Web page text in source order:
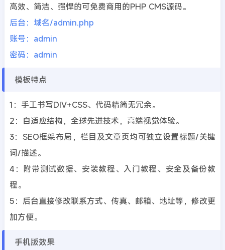
高效、简洁、强悍的可免费商用的PHP CMS源码。
后台：域名/admin.php
账号：admin
密码：admin
模板特点
1：手工书写DIV+CSS、代码精简无冗余。
2：自适应结构，全球先进技术，高端视觉体验。
3：SEO框架布局，栏目及文章页均可独立设置标题/关键
词/描述。
4：附带测试数据、安装教程、入门教程、安全及备份教
程。
5：后台直接修改联系方式、传真、邮箱、地址等，修改更
加方便。
手机版效果